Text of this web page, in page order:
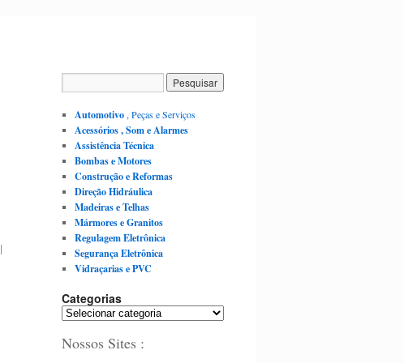
|
Automotivo, Peças e Serviços
Acessórios , Som e Alarmes
Assistência Técnica
Bombas e Motores
Construção e Reformas
Direção Hidráulica
Madeiras e Telhas
Mármores e Granitos
Regulagem Eletrônica
Segurança Eletrônica
Vidraçarias e PVC
Categorias
C
tNossos Sites :